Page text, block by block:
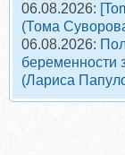
06.08.2026:
(Тома
06.08.2026:
беременности
(Лариса